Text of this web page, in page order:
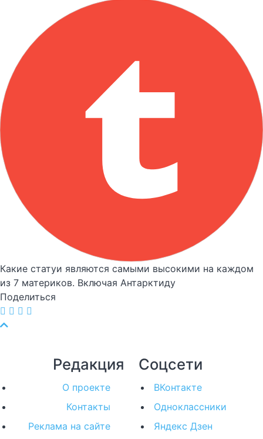
Какие статуи являются самыми высокими на каждом
из 7 материков. Включая Антарктиду
Поделиться
Редакция
О проекте
Контакты
Реклама на сайте
Соцсети
ВКонтакте
Одноклассники
Яндекс Дзен